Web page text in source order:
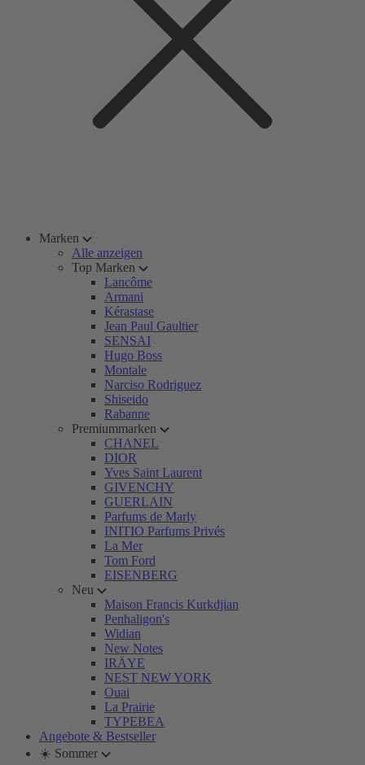
Marken
Alle anzeigen
Top Marken
Lancôme
Armani
Kérastase
Jean Paul Gaultier
SENSAI
Hugo Boss
Montale
Narciso Rodriguez
Shiseido
Rabanne
Premiummarken
CHANEL
DIOR
Yves Saint Laurent
GIVENCHY
GUERLAIN
Parfums de Marly
INITIO Parfums Privés
La Mer
Tom Ford
EISENBERG
Neu
Maison Francis Kurkdjian
Penhaligon's
Widian
New Notes
IRÄYE
NEST NEW YORK
Ouai
La Prairie
TYPEBEA
Angebote & Bestseller
☀️ Sommer